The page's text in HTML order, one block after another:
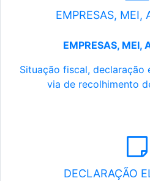
EMPRESAS, MEI,
EMPRESAS, MEI,
Situação fiscal, declaração
via de recolhimento
DECLARAÇÃO